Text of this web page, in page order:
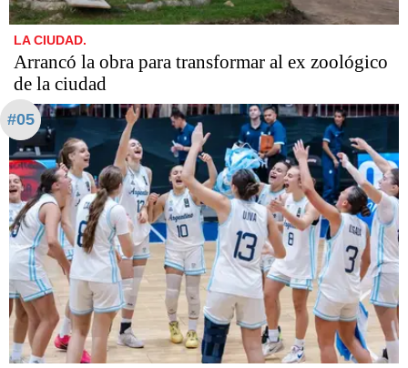
LA CIUDAD.
Arrancó la obra para transformar al ex zoológico
de la ciudad
#05